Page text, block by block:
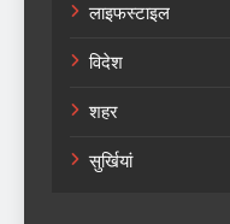
लाइफस्टाइल
विदेश
शहर
सुर्खियां